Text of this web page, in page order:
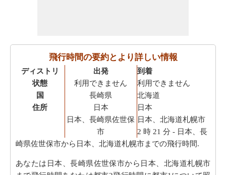
飛行時間の要約とより詳しい情報
ディストリ
状態
国
住所
出発
利用できません
長崎県
日本
日本、長崎県佐世保
市
到着
利用できません
北海道
日本
日本、北海道札幌市
2 時 21 分- 日本、長
崎県佐世保市から日本、北海道札幌市までの飛行時間.
あなたは日本、長崎県佐世保市から日本、北海道札幌市